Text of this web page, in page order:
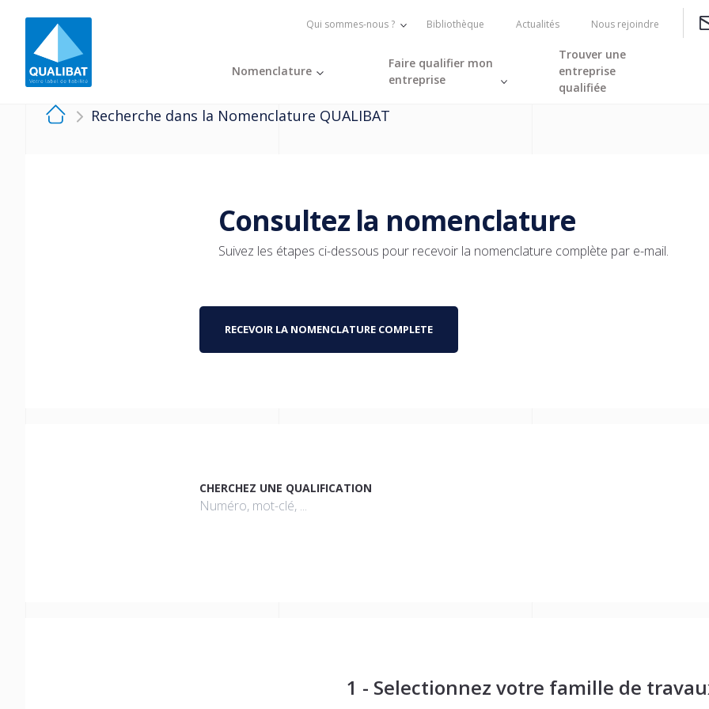
Qui sommes-nous ? Bibliothèque Actualités Nous rejoindre
Nomenclature
Faire qualifier mon
entreprise
Trouver une
entreprise
qualifiée
Recherche dans la Nomenclature QUALIBAT
Consultez la nomenclature
Suivez les étapes ci-dessous pour recevoir la nomenclature complète par e-mail.
RECEVOIR LA NOMENCLATURE COMPLETE
CHERCHEZ UNE QUALIFICATION
1 - Selectionnez votre famille de